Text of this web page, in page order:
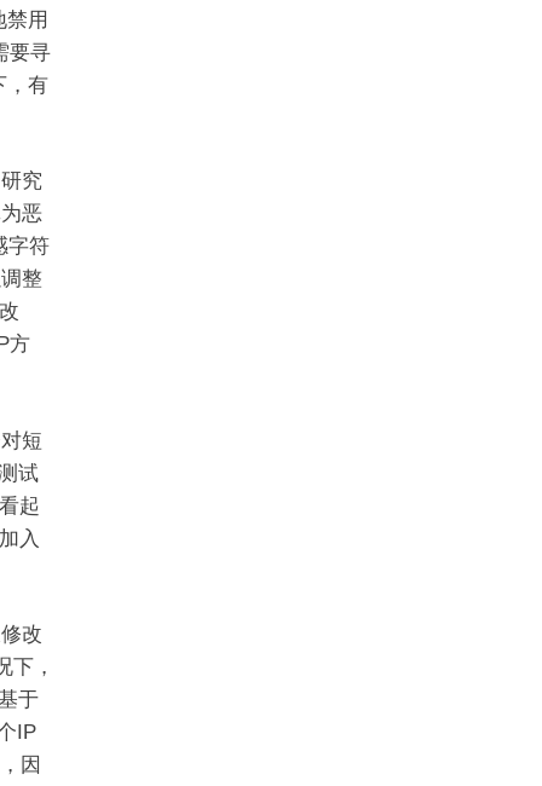
用
要寻
，有
究
恶
字符
整
方
短
试
起
入
改
下，
于
IP
因